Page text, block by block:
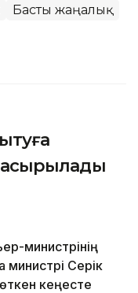
Басты жаңалық
асырылады
министрінің
Серік
кеңесте